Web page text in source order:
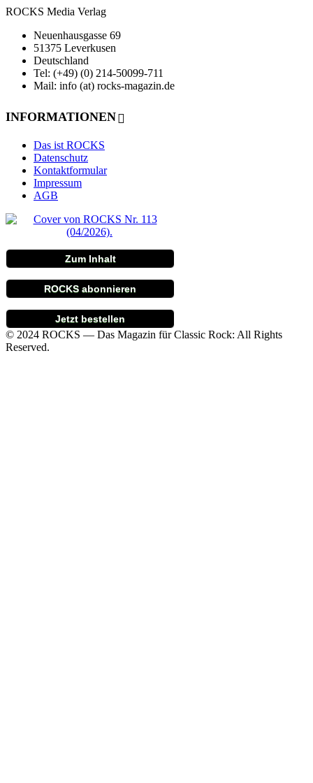
ROCKS Media Verlag
Neuenhausgasse 69
51375 Leverkusen
Deutschland
Tel: (+49) (0) 214-50099-711
Mail: info (at) rocks-magazin.de
INFORMATIONEN
Das ist ROCKS
Datenschutz
Kontaktformular
Impressum
AGB
Zum Inhalt
ROCKS abonnieren
Jetzt bestellen
© 2024 ROCKS — Das Magazin für Classic Rock: All Rights
Reserved.